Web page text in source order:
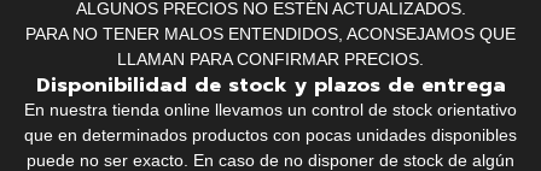
ALGUNOS PRECIOS NO ESTÉN ACTUALIZADOS.
PARA NO TENER MALOS ENTENDIDOS, ACONSEJAMOS QUE
LLAMAN PARA CONFIRMAR PRECIOS.
Disponibilidad de stock y plazos de entrega
En nuestra tienda online llevamos un control de stock orientativo
que en determinados productos con pocas unidades disponibles
puede no ser exacto. En caso de no disponer de stock de algún